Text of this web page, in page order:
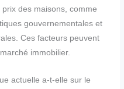
des maisons, comme
gouvernementales et
Ces facteurs peuvent
immobilier.
actuelle a-t-elle sur le